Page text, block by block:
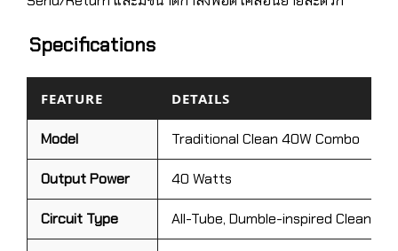
Specifications
FEATURE DETAILS
Model Traditional Clean 40W Combo
Output Power 40 Watts
Circuit Type All-Tube, Dumble-inspired Clean